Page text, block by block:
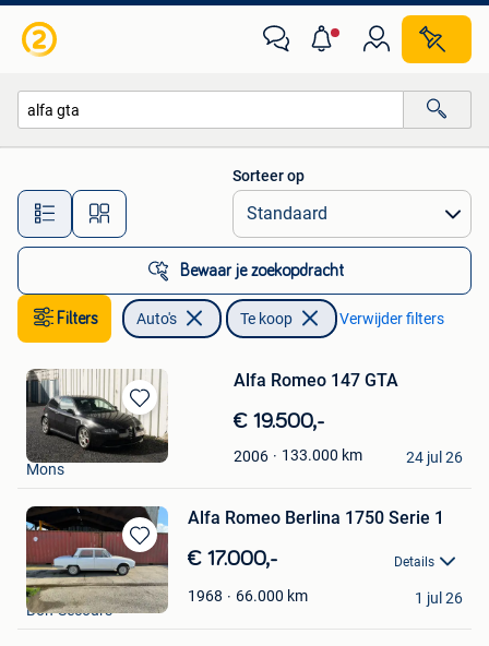
Alle afstanden…
Sorteer op
Bewaar je zoekopdracht
Filters Auto's Te koop Verwijder filters
Bewaren
in
Mijn
Alfa Romeo 147 GTA
€ 19.500,-
2006 133.000 km
Pierre
Mons
24 jul 26
Bewaren
in
Mijn
Favorieten
Alfa Romeo Berlina 1750 Serie 1
€ 17.000,- Details
1968 66.000 km
Alfisti
Bon-Secours
1 jul 26